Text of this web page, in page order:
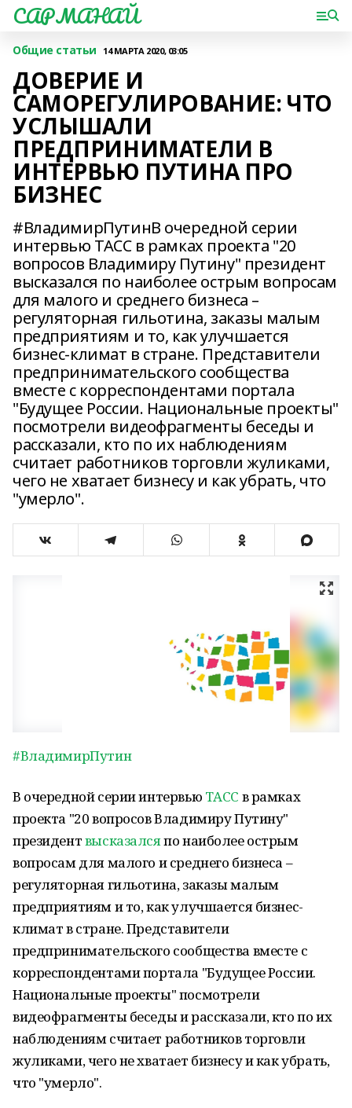
САРМАНАЙ
Общие статьи 14 МАРТА 2020, 03:05
ДОВЕРИЕ И
САМОРЕГУЛИРОВАНИЕ: ЧТО
УСЛЫШАЛИ
ПРЕДПРИНИМАТЕЛИ В
ИНТЕРВЬЮ ПУТИНА ПРО
БИЗНЕС
#ВладимирПутинВ очередной серии
интервью ТАСС в рамках проекта "20
вопросов Владимиру Путину" президент
высказался по наиболее острым вопросам
для малого и среднего бизнеса –
регуляторная гильотина, заказы малым
предприятиям и то, как улучшается
бизнес-климат в стране. Представители
предпринимательского сообщества
вместе с корреспондентами портала
"Будущее России. Национальные проекты"
посмотрели видеофрагменты беседы и
рассказали, кто по их наблюдениям
считает работников торговли жуликами,
чего не хватает бизнесу и как убрать, что
"умерло".
#ВладимирПутин
В очередной серии интервью ТАСС в рамках
проекта "20 вопросов Владимиру Путину"
президентвысказалсяпо наиболее острым
вопросам для малого и среднего бизнеса –
регуляторная гильотина, заказы малым
предприятиям и то, как улучшается бизнес-
климат в стране. Представители
предпринимательского сообщества вместе с
корреспондентами портала "Будущее России.
Национальные проекты" посмотрели
видеофрагменты беседы и рассказали, кто по их
наблюдениям считает работников торговли
жуликами, чего не хватает бизнесу и как убрать,
что "умерло".